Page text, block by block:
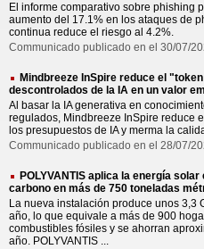
El informe comparativo sobre phishing
aumento del 17.1% en los ataques de
continua reduce el riesgo al 4.2%.
Communicado publicado en el 30/07/
Mindbreeze InSpire reduce el
descontrolados de la IA en un valor
Al basar la IA generativa en
regulados, Mindbreeze InSpire reduce
los presupuestos de IA y merma la
Communicado publicado en el 28/07/
POLYVANTIS aplica la energía
carbono en más de 750 toneladas
La nueva instalación produce unos 3,3
año, lo que equivale a más de 900
combustibles fósiles y se ahorran
año. POLYVANTIS ...